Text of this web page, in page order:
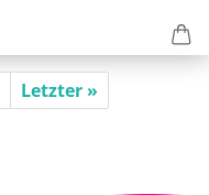
Letzter »